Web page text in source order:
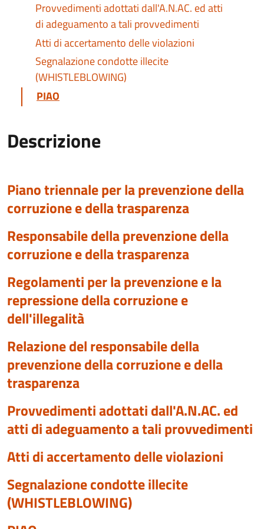
Provvedimenti adottati dall'A.N.AC. ed atti
di adeguamento a tali provvedimenti
Atti di accertamento delle violazioni
Segnalazione condotte illecite
(WHISTLEBLOWING)
PIAO
Descrizione
Piano triennale per la prevenzione della
corruzione e della trasparenza
Responsabile della prevenzione della
corruzione e della trasparenza
Regolamenti per la prevenzione e la
repressione della corruzione e
dell'illegalità
Relazione del responsabile della
prevenzione della corruzione e della
trasparenza
Provvedimenti adottati dall'A.N.AC. ed
atti di adeguamento a tali provvedimenti
Atti di accertamento delle violazioni
Segnalazione condotte illecite
(WHISTLEBLOWING)